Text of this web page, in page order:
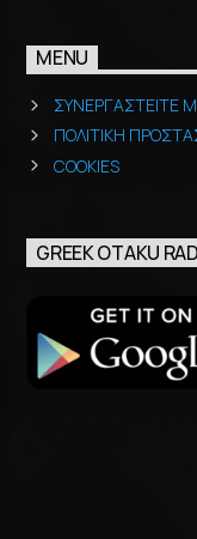
MENU
ΣΥΝΕΡΓΑΣΤΕΙΤΕ
ΠΟΛΙΤΙΚΗ
COOKIES
GREEK OTAKU